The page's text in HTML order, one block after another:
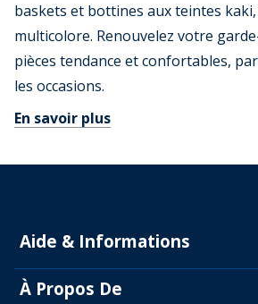
baskets et bottines aux teintes
multicolore. Renouvelez votre
pièces tendance et confortables,
les occasions.
En savoir plus
Aide & Informations
À Propos De